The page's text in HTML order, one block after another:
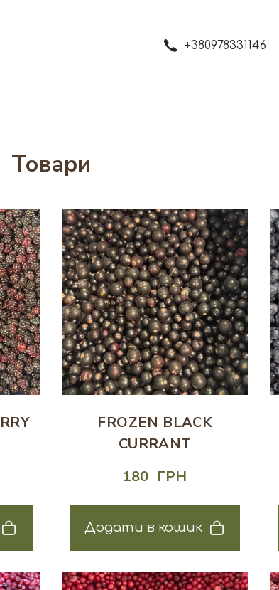
+380978331146
Товари
FROZEN BLACK
CURRANT
180  ГРН
Додати в кошик